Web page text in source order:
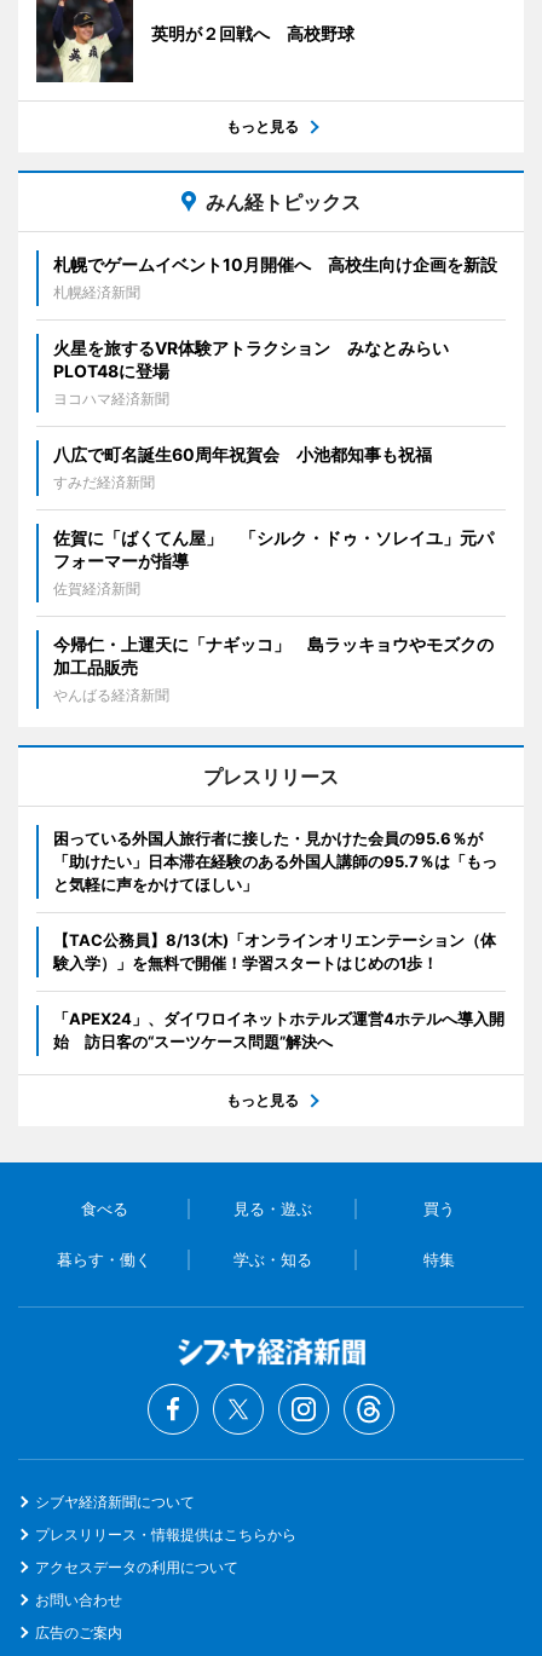
英明が２回戦へ 高校野球
もっと見る
みん経トピックス
札幌でゲームイベント10月開催へ 高校生向け企画を新設
札幌経済新聞
火星を旅するVR体験アトラクション みなとみらい
PLOT48に登場
ヨコハマ経済新聞
八広で町名誕生60周年祝賀会 小池都知事も祝福
すみだ経済新聞
佐賀に「ばくてん屋」 「シルク・ドゥ・ソレイユ」元パ
フォーマーが指導
佐賀経済新聞
今帰仁・上運天に「ナギッコ」 島ラッキョウやモズクの
加工品販売
やんばる経済新聞
プレスリリース
困っている外国人旅行者に接した・見かけた会員の95.6％が
「助けたい」日本滞在経験のある外国人講師の95.7％は「もっ
と気軽に声をかけてほしい」
【TAC公務員】8/13(木)「オンラインオリエンテーション（体
験入学）」を無料で開催！学習スタートはじめの1歩！
「APEX24」、ダイワロイネットホテルズ運営4ホテルへ導入開
始 訪日客の“スーツケース問題”解決へ
もっと見る
食べる 見る・遊ぶ 買う
暮らす・働く 学ぶ・知る 特集
シブヤ経済新聞について
プレスリリース・情報提供はこちらから
アクセスデータの利用について
お問い合わせ
広告のご案内